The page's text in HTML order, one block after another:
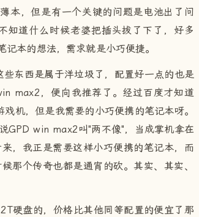
本，但是有一个关键的问题是电池出了问
知道什么时候老婆把插头拔了下了，好多
本的想法，需求就是小巧便捷。
东西是属于洋垃圾了，配置好一点的也是
max2，便向我推荐了。经过百度才知道
机，但是我需要的小巧便携的笔记本呀。
GPD win max2叫"两不像"，当成掌机拿在
，我正是需要这样小巧便携的笔记本，而
那个传奇也都是通宵的砍。其实、其实、
硬盘的，价格比其他同等配置的便宜了那